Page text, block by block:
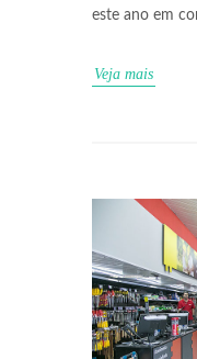
este ano em
Veja mais